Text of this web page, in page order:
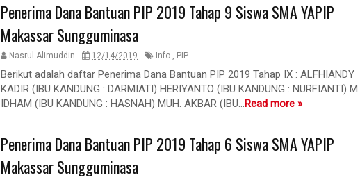
Penerima Dana Bantuan PIP 2019 Tahap 9 Siswa SMA YAPIP
Makassar Sungguminasa
Nasrul Alimuddin 12/14/2019 Info , PIP
Berikut adalah daftar Penerima Dana Bantuan PIP 2019 Tahap IX : ALFHIANDY
KADIR (IBU KANDUNG : DARMIATI) HERIYANTO (IBU KANDUNG : NURFIANTI) M.
IDHAM (IBU KANDUNG : HASNAH) MUH. AKBAR (IBU...Read more »
Penerima Dana Bantuan PIP 2019 Tahap 6 Siswa SMA YAPIP
Makassar Sungguminasa